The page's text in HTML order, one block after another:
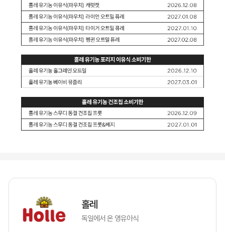
홀레
독일에서 온 영유아식